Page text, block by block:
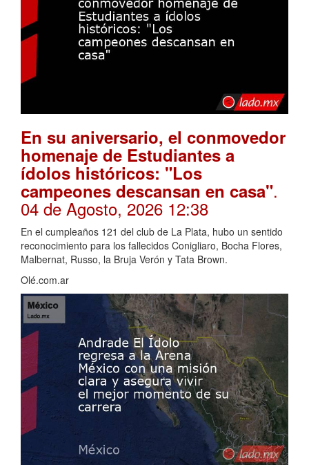
En su aniversario, el conmovedor
homenaje de Estudiantes a
ídolos históricos: "Los
campeones descansan en casa".
04 de Agosto, 2026 12:38
En el cumpleaños 121 del club de La Plata, hubo un sentido
reconocimiento para los fallecidos Conigliaro, Bocha Flores,
Malbernat, Russo, la Bruja Verón y Tata Brown.
Olé.com.ar